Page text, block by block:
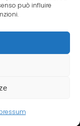
può influire
TOURISM
– P.IVA: